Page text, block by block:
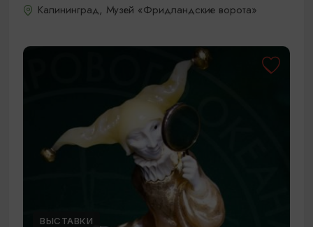
Калининград, Музей «Фридландские ворота»
ВЫСТАВКИ